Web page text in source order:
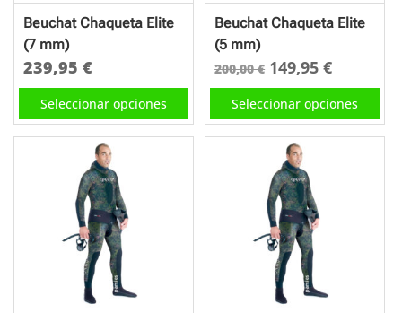
la
producto
la
página
producto
Beuchat Chaqueta Elite
(7 mm)
239,95 €
Seleccionar opciones
Este
producto
tiene
múltiples
variantes.
Las
opciones
se
pueden
elegir
Beuchat Chaqueta Elite
(5 mm)
200,00€ El
precio
original
era:
200,00 €.
149,95€El
precio
actual
es:
Seleccionar opciones
Este
producto
tiene
múltiples
variantes.
Las
opciones
se
pueden
elegir